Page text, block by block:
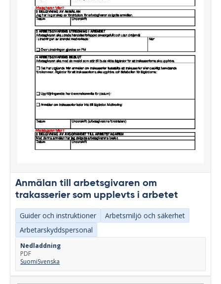
Anmälan till arbetsgivaren om
trakasserier som upplevts i arbetet
Guider och instruktioner
Arbetsmiljö och säkerhet
Arbetarskyddspersonal
Nedladdning
PDF
SuomiSvenska